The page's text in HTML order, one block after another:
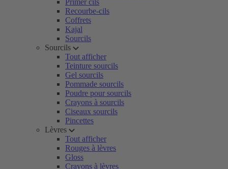
Primer cils
Recourbe-cils
Coffrets
Kajal
Sourcils
Sourcils
Tout afficher
Teinture sourcils
Gel sourcils
Pommade sourcils
Poudre pour sourcils
Crayons à sourcils
Ciseaux sourcils
Pincettes
Lèvres
Tout afficher
Rouges à lèvres
Gloss
Crayons à lèvres